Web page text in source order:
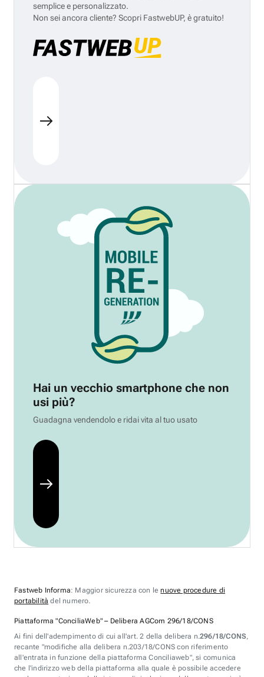
semplice e personalizzato.
Non sei ancora cliente? Scopri FastwebUP, è gratuito!
Hai un vecchio smartphone che non
usi più?
Guadagna vendendolo e ridai vita al tuo usato
Fastweb Informa: Maggior sicurezza con lenuove procedure di
portabilità del numero.
Piattaforma "ConciliaWeb" – Delibera AGCom 296/18/CONS
Ai fini dell'adempimento di cui all'art. 2 della delibera n.296/18/CONS,
recante "modifiche alla delibera n.203/18/CONS con riferimento
all'entrata in funzione della piattaforma Conciliaweb", si comunica
che l'indirizzo web della piattaforma alla quale è possibile accedere